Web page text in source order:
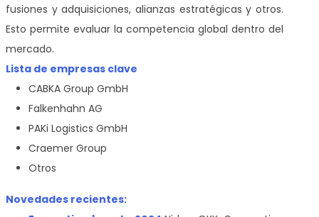
fusiones y adquisiciones, alianzas estratégicas y otros.
Esto permite evaluar la competencia global dentro del
mercado.
Lista de empresas clave
CABKA Group GmbH
Falkenhahn AG
PAKi Logistics GmbH
Craemer Group
Otros
Novedades recientes: